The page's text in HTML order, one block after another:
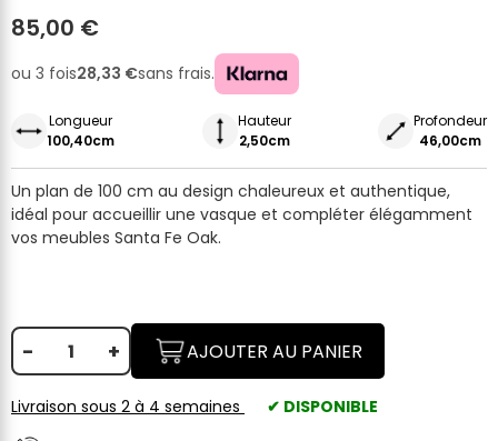
85,00 €
ou 3 fois28,33 €sans frais.
Longueur
100,40cm
Hauteur
2,50cm
Profondeur
46,00cm
Un plan de 100 cm au design chaleureux et authentique,
idéal pour accueillir une vasque et compléter élégamment
vos meubles Santa Fe Oak.
- + AJOUTER AU PANIER
Livraison sous 2 à 4 semaines ✔ DISPONIBLE